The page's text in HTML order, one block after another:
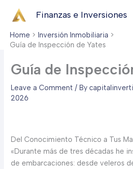
Finanzas e Inversiones
Home
Inversión Inmobiliaria
Guía de Inspección de Yates
Guía de
Leave a Comment / By
2026
Del Conocimiento Técnico a Tus
«Durante más de tres décadas he
de embarcaciones: desde veleros